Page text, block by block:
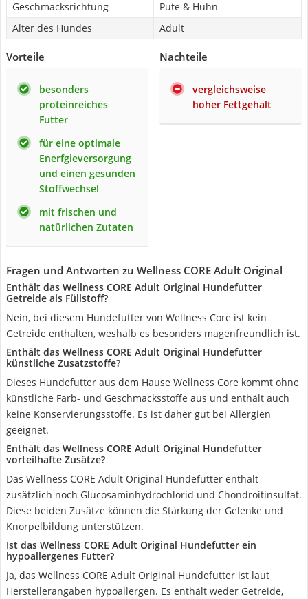
Geschmacksrichtung
Pute & Huhn
Alter des Hundes
Adult
Vorteile
besonders
proteinreiches
Futter
für eine optimale
Enerfgieversorgung
und einen gesunden
Stoffwechsel
mit frischen und
natürlichen Zutaten
Nachteile
vergleichsweise
hoher Fettgehalt
Fragen und Antworten zu Wellness CORE Adult Original
Enthält das Wellness CORE Adult Original Hundefutter
Getreide als Füllstoff?
Nein, bei diesem Hundefutter von Wellness Core ist kein
Getreide enthalten, weshalb es besonders magenfreundlich ist.
Enthält das Wellness CORE Adult Original Hundefutter
künstliche Zusatzstoffe?
Dieses Hundefutter aus dem Hause Wellness Core kommt ohne
künstliche Farb- und Geschmacksstoffe aus und enthält auch
keine Konservierungsstoffe. Es ist daher gut bei Allergien
geeignet.
Enthält das Wellness CORE Adult Original Hundefutter
vorteilhafte Zusätze?
Das Wellness CORE Adult Original Hundefutter enthält
zusätzlich noch Glucosaminhydrochlorid und Chondroitinsulfat.
Diese beiden Zusätze können die Stärkung der Gelenke und
Knorpelbildung unterstützen.
Ist das Wellness CORE Adult Original Hundefutter ein
hypoallergenes Futter?
Ja, das Wellness CORE Adult Original Hundefutter ist laut
Herstellerangaben hypoallergen. Es enthält weder Getreide,